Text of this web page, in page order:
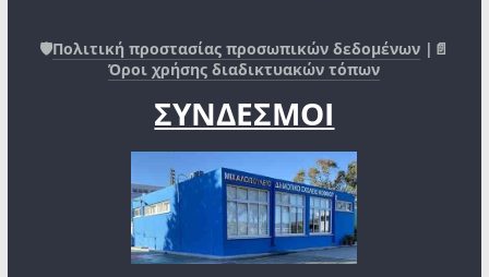
🛡️Πολιτική προστασίας προσωπικών δεδομένων |📄
Όροι χρήσης διαδικτυακών τόπων
ΣΥΝΔΕΣΜΟΙ